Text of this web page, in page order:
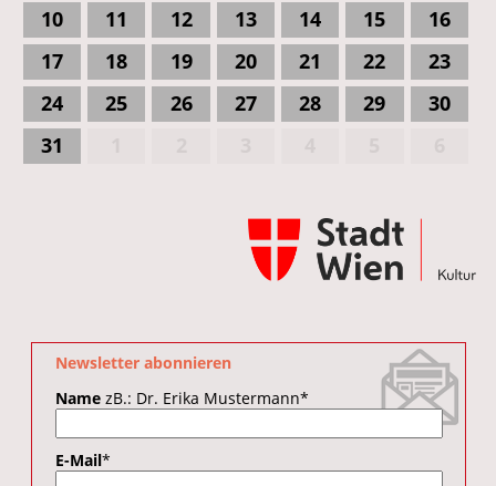
10
11 12 13 14 15
16
17
18 19 20 21 22
23
24
25 26 27 28 29
30
31
Newsletter abonnieren
NamezB.: Dr. Erika Mustermann*
E-Mail*